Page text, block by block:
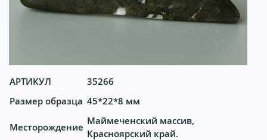
АРТИКУЛ
35266
Размер образца 45*22*8 мм
Месторождение
Маймеченский массив,
Красноярский край.